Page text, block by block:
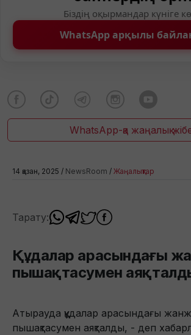
Біздің оқырмандар күніге
WhatsApp арқылы
WhatsApp-қа жаңалық
14 қазан, 2025 / NewsRoom / Жаңалықтар
Тарату:
Құдалар арасындағы
пышақтасумен
Атырауда құдалар арасындағы
пышақтасумен аяқталды, - деп